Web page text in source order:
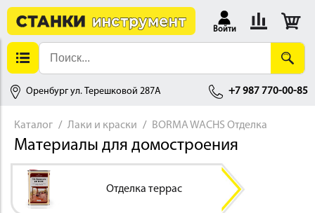
Войти
Оренбург ул. Терешковой 287А +7 987 770-00-85
Каталог Лаки и краски BORMA WACHS Отделка
Материалы для домостроения
Отделка террас